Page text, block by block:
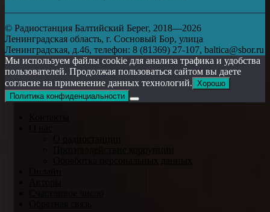
© Радиостанция Балтийский Берег, 2018—2026
Ленинградская область, г. Сосновый Бор, улица
Ленинградская, д.46, телефон: 8 (81369) 27-107, baltica@sbor.ru
Мы используем файлы cookie для анализа трафика и удобства
пользователей. Продолжая пользоваться сайтом вы даете
согласие на применение данных технологий. Хорошо
Политика конфиденциальности